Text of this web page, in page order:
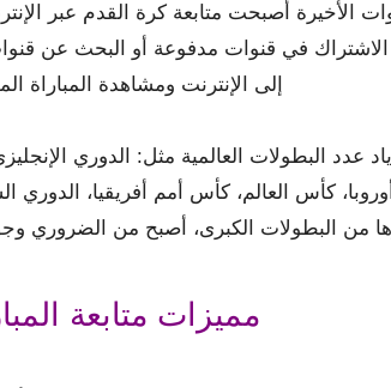
الأخيرة أصبحت متابعة كرة القدم عبر
الاشتراك في قنوات مدفوعة أو البحث عن
إلى الإنترنت ومشاهدة المباراة
عدد البطولات العالمية مثل: الدوري
كأس العالم، كأس أمم أفريقيا،
من البطولات الكبرى، أصبح من الضروري
مميزات متابعة